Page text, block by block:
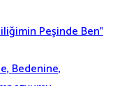
Peşinde Ben”
Bedenine,